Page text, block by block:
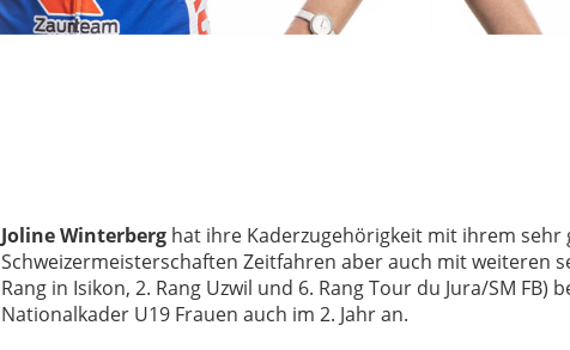
Joline Winterberghat ihre Kaderzugehörigkeit mit ihrem sehr
Schweizermeisterschaften Zeitfahren aber auch mit weiteren
Rang in Isikon, 2. Rang Uzwil und 6. Rang Tour du Jura/SM
Nationalkader U19 Frauen auch im 2. Jahr an.